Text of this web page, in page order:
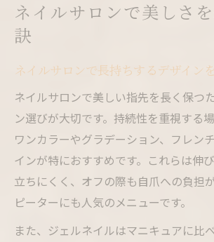
ネイルサロンで美しさ
訣
ネイルサロンで長持ちするデザイン
ネイルサロンで美しい指先を長く保つ
ン選びが大切です。持続性を重視する
ワンカラーやグラデーション、フレン
インが特におすすめです。これらは伸
立ちにくく、オフの際も自爪への負担
ピーターにも人気のメニューです。
また、ジェルネイルはマニキュアに比